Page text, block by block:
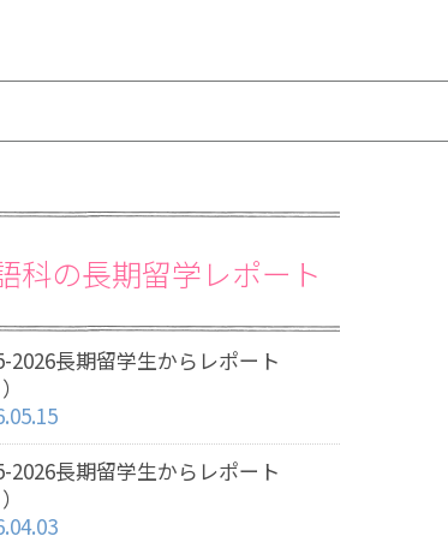
科の長期留学レポート
2026長期留学生からレポート
2026長期留学生からレポート